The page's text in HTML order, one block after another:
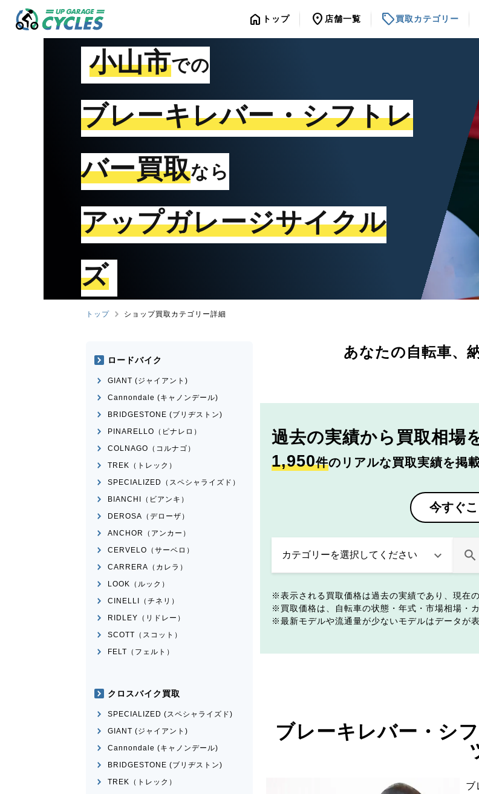
home トップ location_on 店舗一覧 sell買取カテゴリー
小山市での
ブレーキレバー・シフトレ
バー買取なら
アップガレージサイクル
ズ
トップ ショップ買取カテゴリー詳細
あなたの自転車、
過去の実績から 買取相場
1,950件のリアルな買取実績を掲載
今すぐ
表示される買取価格は過去の実績であり、現在
買取価格は、自転車の状態・年式・市場相場・
最新モデルや流通量が少ないモデルはデータが
ブレーキレバー・シ
ブ
ロードバイク
GIANT (ジャイアント)
Cannondale (キャノンデール)
BRIDGESTONE (ブリヂストン)
PINARELLO（ピナレロ）
COLNAGO（コルナゴ）
TREK（トレック）
SPECIALIZED（スペシャライズド）
BIANCHI（ビアンキ）
DEROSA（デローザ）
ANCHOR（アンカー）
CERVELO（サーベロ）
CARRERA（カレラ）
LOOK（ルック）
CINELLI（チネリ）
RIDLEY（リドレー）
SCOTT（スコット）
FELT（フェルト）
クロスバイク買取
SPECIALIZED (スペシャライズド)
GIANT (ジャイアント)
Cannondale (キャノンデール)
BRIDGESTONE (ブリヂストン)
TREK（トレック）